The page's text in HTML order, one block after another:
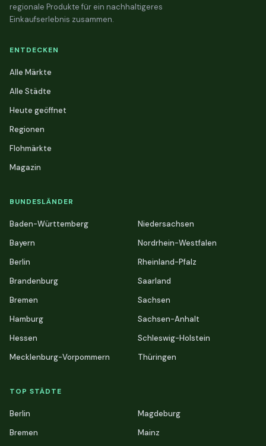
regionale Produkte für ein nachhaltigeres
Einkaufserlebnis zusammen.
ENTDECKEN
Alle Märkte
Alle Städte
Heute geöffnet
Regionen
Flohmärkte
Magazin
BUNDESLÄNDER
Baden-Württemberg
Bayern
Berlin
Brandenburg
Bremen
Hamburg
Hessen
Mecklenburg-Vorpommern
Niedersachsen
Nordrhein-Westfalen
Rheinland-Pfalz
Saarland
Sachsen
Sachsen-Anhalt
Schleswig-Holstein
Thüringen
TOP STÄDTE
Berlin
Bremen
Magdeburg
Mainz